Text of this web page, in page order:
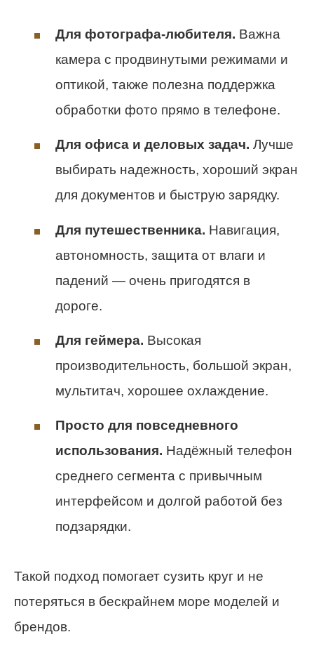
Для фотографа-любителя. Важна
камера с продвинутыми режимами и
оптикой, также полезна поддержка
обработки фото прямо в телефоне.
Для офиса и деловых задач. Лучше
выбирать надежность, хороший экран
для документов и быструю зарядку.
Для путешественника. Навигация,
автономность, защита от влаги и
падений — очень пригодятся в
дороге.
Для геймера. Высокая
производительность, большой экран,
мультитач, хорошее охлаждение.
Просто для повседневного
использования. Надёжный телефон
среднего сегмента с привычным
интерфейсом и долгой работой без
подзарядки.
Такой подход помогает сузить круг и не
потеряться в бескрайнем море моделей и
брендов.